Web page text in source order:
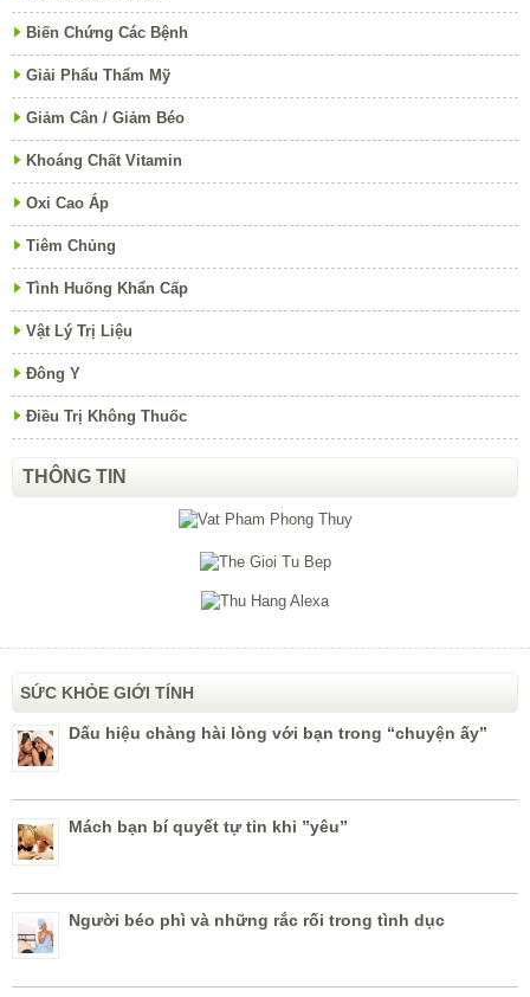
Biến Chứng Các Bệnh
Giải Phẩu Thẩm Mỹ
Giảm Cân / Giảm Béo
Khoáng Chất Vitamin
Oxi Cao Áp
Tiêm Chủng
Tình Huống Khẩn Cấp
Vật Lý Trị Liệu
Đông Y
Điều Trị Không Thuốc
THÔNG TIN
SỨC KHỎE GIỚI TÍNH
Dấu hiệu chàng hài lòng với bạn trong “chuyện ấy”
Mách bạn bí quyết tự tin khi ”yêu”
Người béo phì và những rắc rối trong tình dục